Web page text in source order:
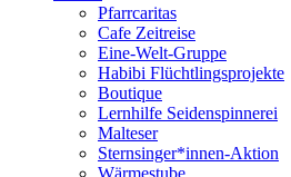
Pfarrcaritas
Cafe Zeitreise
Eine-Welt-Gruppe
Habibi Flüchtlingsprojekte
Boutique
Lernhilfe Seidenspinnerei
Malteser
Sternsinger*innen-Aktion
Wärmestube